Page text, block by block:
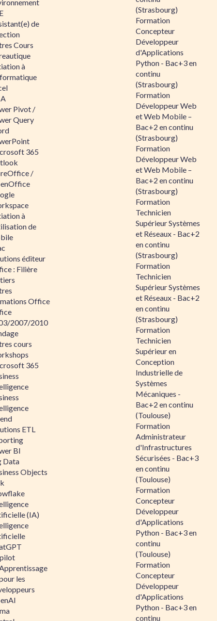
de
Cours
à
Pivot /
Query
365
/
à
de
éditeur
: Filière
Office
2007/2010
cours
365
ETL
BI
Data
Objects
(IA)
les
(Strasbourg)
Formation
Concepteur
Développeur
d'Applications
Python - Bac+3 en
continu
(Strasbourg)
Formation
Développeur Web
et Web Mobile –
Bac+2 en continu
(Strasbourg)
Formation
Développeur Web
et Web Mobile –
Bac+2 en continu
(Strasbourg)
Formation
Technicien
Supérieur Systèmes
et Réseaux - Bac+2
en continu
(Strasbourg)
Formation
Technicien
Supérieur Systèmes
et Réseaux - Bac+2
en continu
(Strasbourg)
Formation
Technicien
Supérieur en
Conception
Industrielle de
Systèmes
Mécaniques -
Bac+2 en continu
(Toulouse)
Formation
Administrateur
d'Infrastructures
Sécurisées - Bac+3
en continu
(Toulouse)
Formation
Concepteur
Développeur
d'Applications
Python - Bac+3 en
continu
(Toulouse)
Formation
Concepteur
Développeur
d'Applications
Python - Bac+3 en
continu